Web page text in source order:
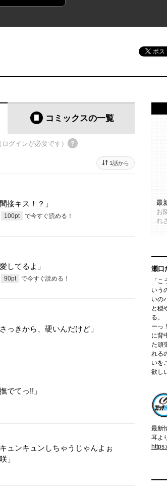
ポス
コミックスの一覧
グインが必要です）
1話から
接キス！？」
100pt で今すぐ読める！
してるよ」
90pt で今すぐ読める！
っきから、硬いんだけど」
でてっ!!」
ュンキュンしちゃうじゃんよぉ
」
最
お
れ
瀬口
「
いう
いの
と穏
る。
ーっ
に背
た頑
れる
いを
欲し
最新
耳よ